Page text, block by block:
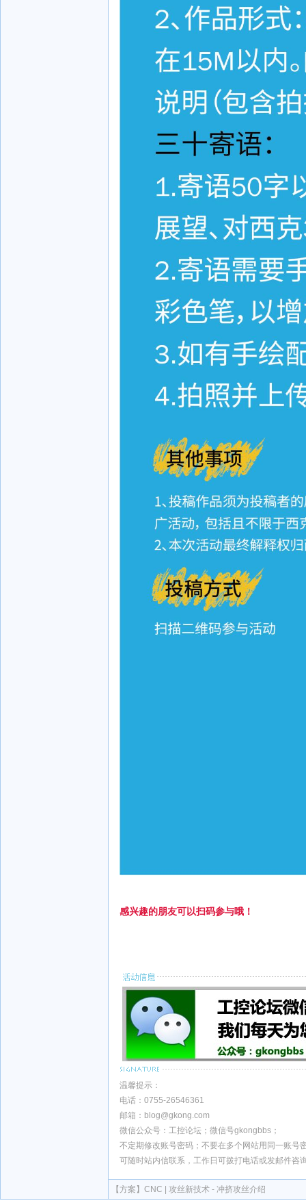
感兴趣的朋友可以扫码参与哦！
温馨提示：
电话：0755-26546361
邮箱：blog@gkong.com
微信公众号：工控论坛；微信号gkongbbs；
不定期修改账号密码；不要在多个网站用同一账号
可随时站内信联系，工作日可拨打电话或发邮件咨
【方案】 CNC | 攻丝新技术 - 冲挤攻丝介绍